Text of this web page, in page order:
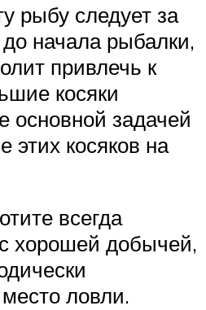
рыбу следует за
начала рыбалки,
привлечь к
косяки
основной задачей
этих косяков на
всегда
хорошей добычей,
ловли.